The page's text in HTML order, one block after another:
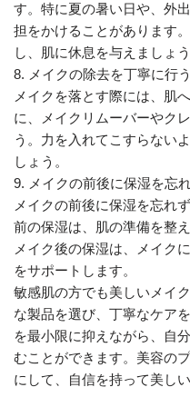
す。特に夏の暑い日や、外
担をかけることがあります
し、肌に休息を与えましょう
8. メイクの除去を丁寧に行う
メイクを落とす際には、肌
に、メイクリムーバーやク
う。力を入れてこすらない
しょう。
9. メイクの前後に保湿を忘
メイクの前後に保湿を忘れ
前の保湿は、肌の準備を整
メイク後の保湿は、メイク
をサポートします。
敏感肌の方でも美しいメイ
な製品を選び、丁寧なケア
を最小限に抑えながら、自
むことができます。美容の
にして、自信を持って美し